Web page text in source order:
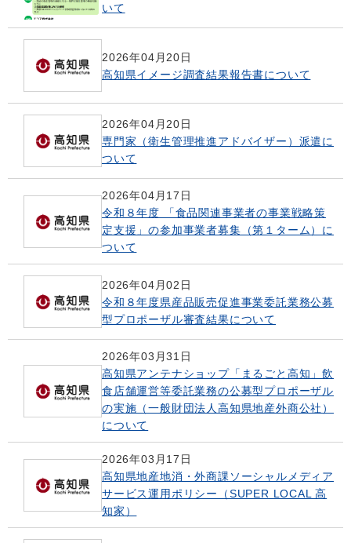
いて
2026年04月20日
高知県イメージ調査結果報告書について
2026年04月20日
専門家（衛生管理推進アドバイザー）派遣に
ついて
2026年04月17日
令和８年度 「食品関連事業者の事業戦略策
定支援」の参加事業者募集（第１ターム）に
ついて
2026年04月02日
令和８年度県産品販売促進事業委託業務公募
型プロポーザル審査結果について
2026年03月31日
高知県アンテナショップ「まるごと高知」飲
食店舗運営等委託業務の公募型プロポーザル
の実施（一般財団法人高知県地産外商公社）
について
2026年03月17日
高知県地産地消・外商課ソーシャルメディア
サービス運用ポリシー（SUPER LOCAL 高
知家）